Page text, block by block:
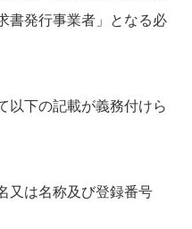
書発行事業者」となる必
以下の記載が義務付けら
又は名称及び登録番号